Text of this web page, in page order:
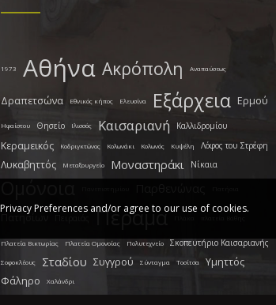
1973 Αθήνα Ακρόπολη Αναπαύσεως
Δραπετσώνα Εθνικός κήπος Ελευσίνα Εξάρχεια Ερμού
Ηφαίστου Θησείο Ιλισσός Καισαριανή Καλλιδρομίου
Κεραμεικός Κοδριγκτώνος Κολωνάκι Κολωνός Κυψέλη Λόφος του Στρέφη
Λυκαβηττός Μεταξουργείο Μοναστηράκι Νίκαια
Πατησίων Πέραμα
Πλατεία Βικτωρίας Πλατεία Ομονοίας Πολυτεχνείο Σκοπευτήριο Καισαριανής
Σοφοκλέους Σταδίου Συγγρού Σύνταγμα Τοσίτσα
Υμηττός
Φάληρο
Χαλάνδρι
Preferences and/or agree to our use of cookies.